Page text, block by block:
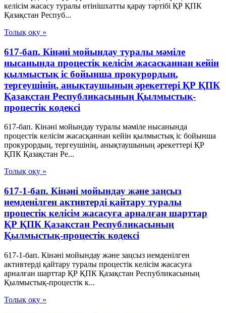
келісім жасасу туралы өтінішхатты қарау тәртібі ҚР ҚПК
Қазақстан Респуб...
Толық оқу »
617-бап. Кінәні мойындау туралы мәміле
нысанында процестік келісім жасасқаннан кейін
қылмыстық іс бойынша прокурордың,
тергеушінің, анықтаушының әрекеттері ҚР ҚПК
Қазақстан Республикасының Қылмыстық-
процестік кодексi
617-бап. Кінәні мойындау туралы мәміле нысанында
процестік келісім жасасқаннан кейін қылмыстық іс бойынша
прокурордың, тергеушінің, анықтаушының әрекеттері ҚР
ҚПК Қазақстан Ре...
Толық оқу »
617-1-бап. Кінәні мойындау және заңсыз
иемденілген активтерді қайтару туралы
процестік келісім жасасуға арналған шарттар
ҚР ҚПК Қазақстан Республикасының
Қылмыстық-процестік кодексi
617-1-бап. Кінәні мойындау және заңсыз иемденілген
активтерді қайтару туралы процестік келісім жасасуға
арналған шарттар ҚР ҚПК Қазақстан Республикасының
Қылмыстық-процестік к...
Толық оқу »